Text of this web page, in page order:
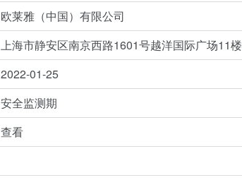
欧莱雅（中国）有限公司
上海市静安区南京西路1601号越洋国际广场11楼
2022-01-25
安全监测期
查看